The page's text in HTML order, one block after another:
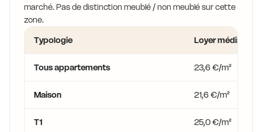
marché. Pas de distinction meublé / non meublé sur cette
zone.
Typologie
Loyer médian
Tous appartements 23,6 €/m²
Maison 21,6 €/m²
T1 25,0 €/m²